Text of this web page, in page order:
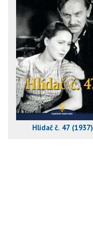
Hlídač č. 47 (1937)